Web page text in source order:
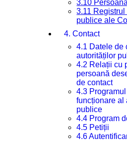
3.10
3.11
publice ale
4. Contact
4.1 Datele de
autorităților
4.2 Relații cu
persoană
de contact
4.3
funcționare al
publice
4.4 Program
4.5 Petiții
4.6